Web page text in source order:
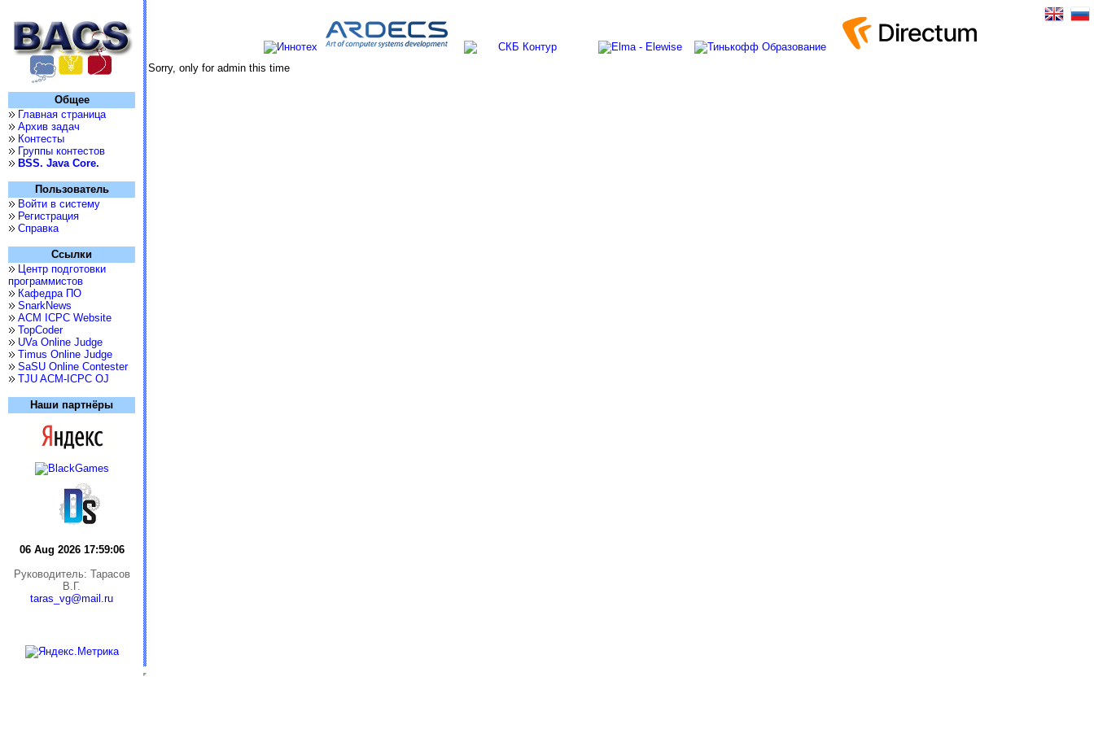
Общее
Главная страница
Архив задач
Контесты
Группы контестов
BSS. Java Core.
Пользователь
Войти в систему
Регистрация
Справка
Ссылки
Центр подготовки
программистов
Кафедра ПО
SnarkNews
ACM ICPC Website
TopCoder
UVa Online Judge
Timus Online Judge
SaSU Online Contester
TJU ACM-ICPC OJ
Наши партнёры
06 Aug 2026 17:59:06
Руководитель: Тарасов
В.Г.
taras_vg@mail.ru
Sorry, only for admin this time